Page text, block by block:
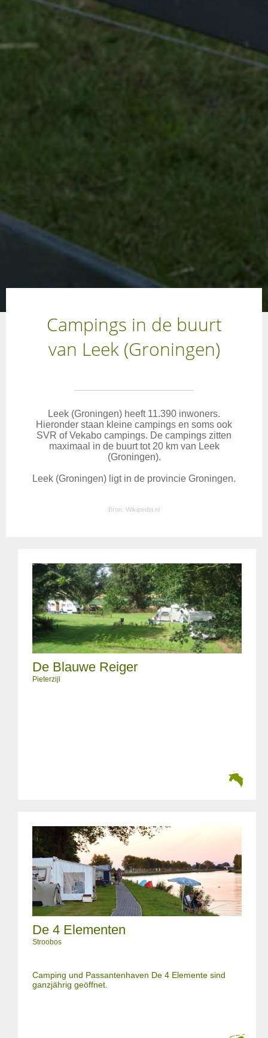
Campings in de buurt
van Leek (Groningen)
Leek (Groningen) heeft 11.390 inwoners.
Hieronder staan kleine campings en soms ook
SVR of Vekabo campings. De campings zitten
maximaal in de buurt tot 20 km van Leek
(Groningen).
Leek (Groningen) ligt in de provincie Groningen.
Bron: Wikipedia.nl
De Blauwe Reiger
Pieterzijl
De 4 Elementen
Stroobos
Camping und Passantenhaven De 4 Elemente sind
ganzjährig geöffnet.